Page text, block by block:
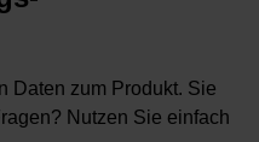
Daten zum Produkt. Sie
Nutzen Sie einfach